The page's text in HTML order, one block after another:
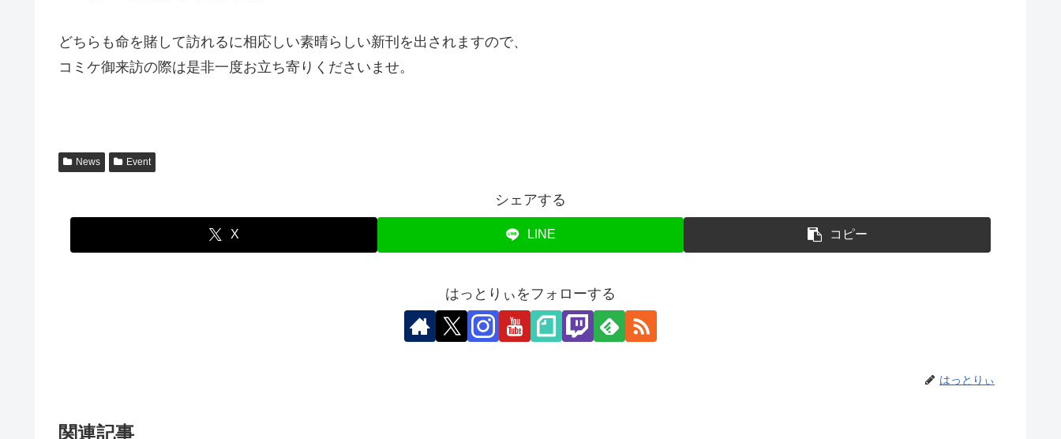
どちらも命を賭して訪れるに相応しい素晴らしい新刊を出されますので、
コミケ御来訪の際は是非一度お立ち寄りくださいませ。
News Event
シェアする
X LINE コピー
はっとりぃをフォローする
はっとりぃ
関連記事